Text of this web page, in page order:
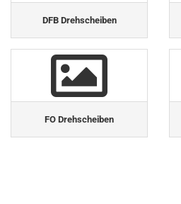
DFB Drehscheiben
FO Drehscheiben